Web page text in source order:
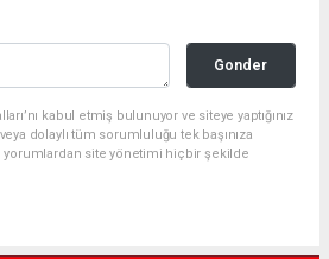
Gonder
kabul etmiş bulunuyor ve siteye yaptığınız
dolaylı tüm sorumluluğu tek başınıza
yorumlardan site yönetimi hiçbir şekilde